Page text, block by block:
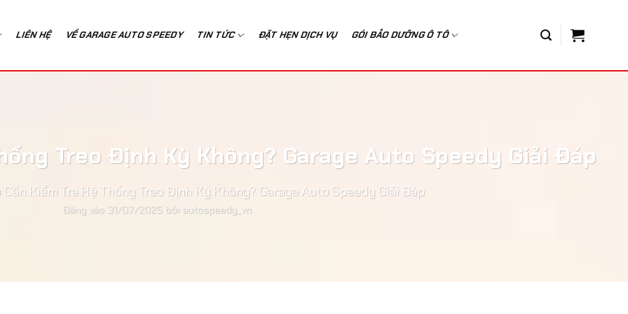
LIÊN HỆ VỀ GARAGE AUTO SPEEDY TIN TỨC ĐẶT HẸN DỊCH VỤ GÓI BẢO DƯỠNG Ô TÔ
Treo Định Kỳ Không? Garage Auto Speedy Giải Đáp
Cần Kiểm Tra Hệ Thống Treo Định Kỳ Không? Garage Auto Speedy Giải Đáp
Đăng vào 31/07/2025 bởi autospeedy_vn